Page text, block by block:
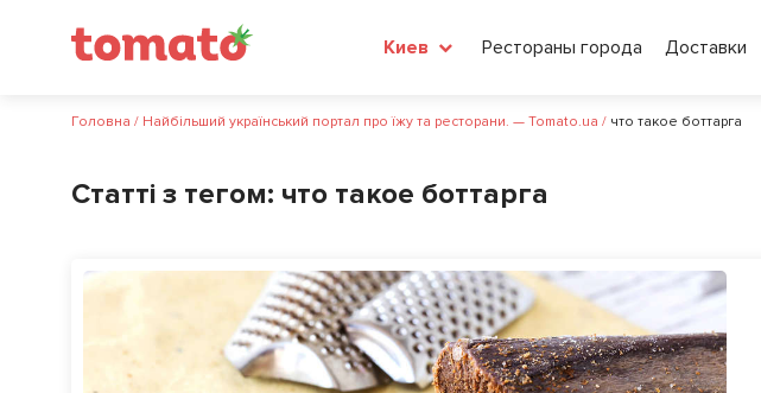
Киев Рестораны города Доставки
Головна / Найбільший український портал про їжу та ресторани. — Tomato.ua / что такое боттарга
Статті з тегом: что такое боттарга